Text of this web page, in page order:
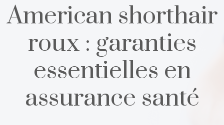
American shorthair
roux : garanties
essentielles en
assurance santé